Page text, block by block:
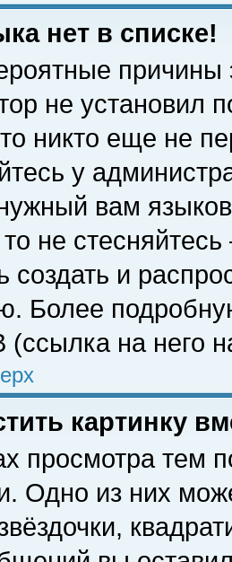
нет в списке!
причины
не установил
никто еще не
у
вам
то не
создать и
Более
(ссылка на него
картинку
просмотра тем
Одно из них